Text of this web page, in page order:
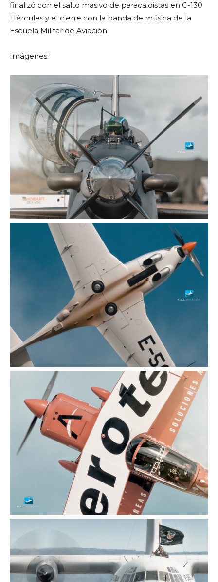
finalizó con el salto masivo de paracaidistas en C-130
Hércules y el cierre con la banda de música de la
Escuela Militar de Aviación.
Imágenes: